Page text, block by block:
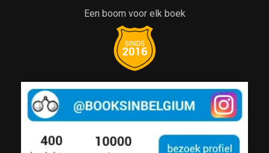
Een boom voor elk boek